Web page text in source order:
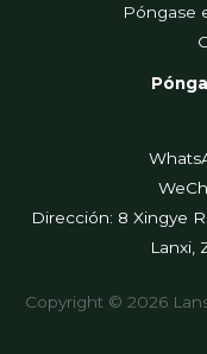
Póngase
Dirección: 8 Xingye
Lanxi,
Copyright © 2026